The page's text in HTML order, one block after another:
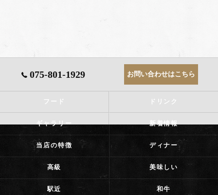
075-801-1929 お問い合わせはこちら
フード ドリンク
ギャラリー 新着情報
当店の特徴 ディナー
高級 美味しい
駅近 和牛